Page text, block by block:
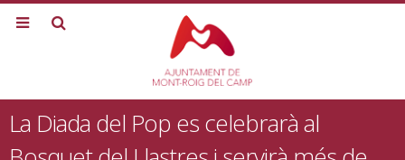
La Diada del Pop es celebrarà al